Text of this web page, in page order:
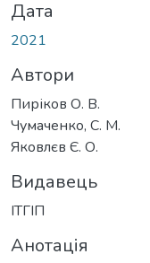
Дата
2021
Автори
Пиріков О. В.
Чумаченко, С. М.
Яковлєв Є. О.
Видавець
ІТГІП
Анотація